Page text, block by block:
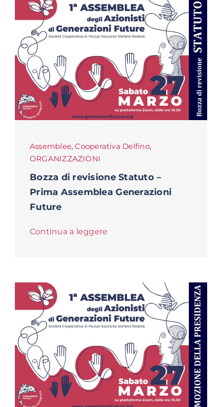
Assemblee,Cooperativa Delfino,
ORGANIZZAZIONI
Bozza di revisione Statuto –
Prima Assemblea Generazioni
Future
Continua a leggere